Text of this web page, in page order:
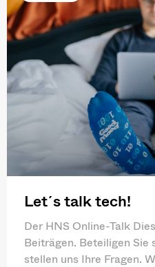
Let´s talk tech!
Der HNS Online-Talk
Beiträgen. Beteiligen Sie
stellen uns Ihre Fragen.